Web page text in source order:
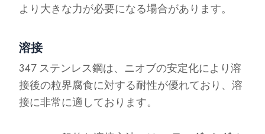
より大きな力が必要になる場合があります。
溶接
347 ステンレス鋼は、ニオブの安定化により溶
接後の粒界腐食に対する耐性が優れており、溶
接に非常に適しております。